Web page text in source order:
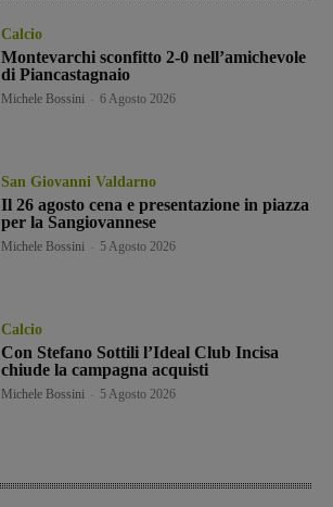
Calcio
Montevarchi sconfitto 2-0 nell’amichevole
di Piancastagnaio
Michele Bossini 6 Agosto 2026
San Giovanni Valdarno
Il 26 agosto cena e presentazione in piazza
per la Sangiovannese
Michele Bossini 5 Agosto 2026
Calcio
Con Stefano Sottili l’Ideal Club Incisa
chiude la campagna acquisti
Michele Bossini 5 Agosto 2026